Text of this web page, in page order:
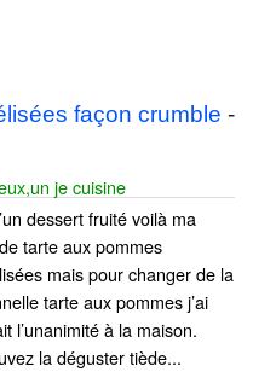
façon crumble -
je cuisine
dessert fruité voilà ma
tarte aux pommes
mais pour changer de la
tarte aux pommes j’ai
l’unanimité à la maison.
la déguster tiède...